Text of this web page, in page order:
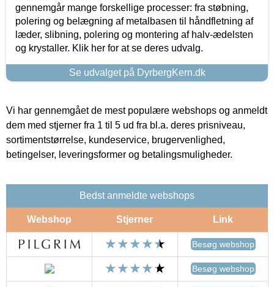
gennemgår mange forskellige processer: fra støbning,
polering og belægning af metalbasen til håndfletning af
læder, slibning, polering og montering af halv-ædelsten
og krystaller. Klik her for at se deres udvalg.
Se udvalget på DyrbergKern.dk
Vi har gennemgået de mest populære webshops og anmeldt
dem med stjerner fra 1 til 5 ud fra bl.a. deres prisniveau,
sortimentstørrelse, kundeservice, brugervenlighed,
betingelser, leveringsformer og betalingsmuligheder.
Bedst anmeldte webshops
Webshop Stjerner Link
Besøg webshop
Besøg webshop